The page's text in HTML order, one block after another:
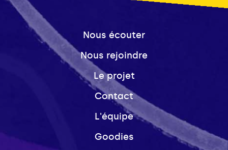
Nous écouter
Nous rejoindre
Le projet
Contact
L'équipe
Goodies